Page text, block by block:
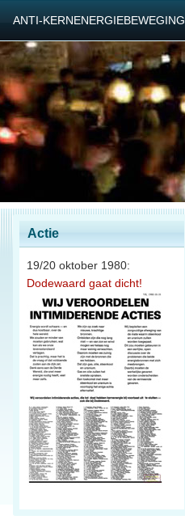
ANTI-KERNENERGIEBEWEGING
Actie
19/20 oktober 1980:
Dodewaard gaat dicht!